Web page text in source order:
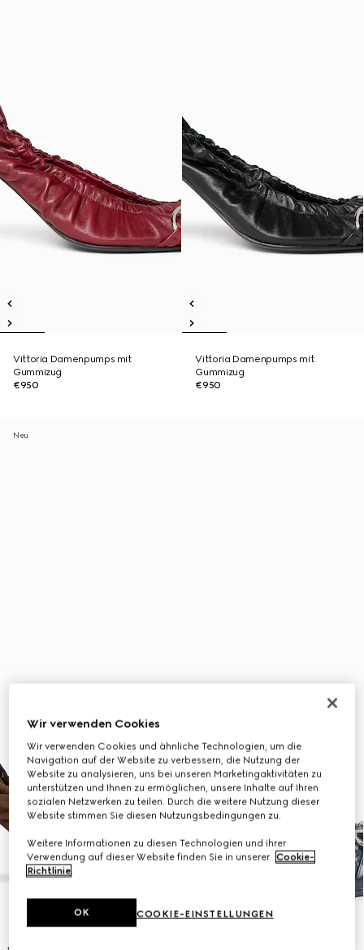
Vittoria Damenpumps mit
Gummizug
€950
Vittoria Damenpumps mit
Gummizug
€950
Neu
Wir verwenden Cookies
Wir verwenden Cookies und ähnliche Technologien, um die
Navigation auf der Website zu verbessern, die Nutzung der
Website zu analysieren, uns bei unseren Marketingaktivitäten zu
unterstützen und Ihnen zu ermöglichen, unsere Inhalte auf Ihren
sozialen Netzwerken zu teilen. Durch die weitere Nutzung dieser
Website stimmen Sie diesen Nutzungsbedingungen zu.
Weitere Informationen zu diesen Technologien und ihrer
Verwendung auf dieser Website finden Sie in unserer Cookie-
Richtlinie.
COOKIE-EINSTELLUNGEN
OK